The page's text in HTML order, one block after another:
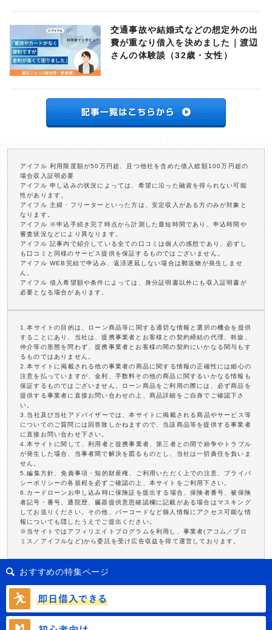
交通事故や結婚式などの想定外の出
費が重なり借入を決めました｜渡辺
さんの体験談（32歳・女性）
アイフル 利用限度額が50万円超、且つ他社を含めた借入総額100万円超の
場合収入証明必要
アイフル 申し込みの状況によっては、希望に沿った融資を得られない可能
性があります。
アイフル 主婦・フリーターといった方は、安定収入がある方のみが対象と
なります。
アイフル ※申込手続き完了時点から計測した最短時間であり、申込時間や
審査状況などにより異なります。
アイフル 記事内で紹介している全ての口コミは個人の感想であり、必ずし
も口コミと同様のサービス提供を保証するものではございません。
アイフル WEB完結で申込み、返済遅延しない場合は郵送物が発生しませ
ん。
アイフル 借入希望額や条件によっては、身分証明書以外にも収入証明書が
必要となる場合があります。
1.本サイトの目的は、ローン商品等に関する適切な情報と選択の機会を提供
することにあり、当社は、提携事業者とお客様との契約締結の代理、斡旋、
仲介等の形態を問わず、提携事業者とお客様の間の契約にいかなる関与もす
るものではありません。
2.本サイトに掲載される他の事業者の商品に関する情報の正確性には細心の
注意を払っていますが、金利、手数料その他の商品に関するいかなる情報も
保証するものではございません。ローン商品をご利用の際には、必ず商品を
提供する事業者に直接お問い合わせの上、商品詳細をご自身でご確認下さ
い。
3.当社及び当社アドバイザーでは、本サイトに掲載される商品やサービス等
についてのご質問には回答致しかねますので、当該商品等を提供する事業者
に直接お問い合わせ下さい。
4.本サイトに関して、利用者と提携事業者、第三者との間で紛争やトラブル
が発生した場合、当事者間で解決を図るものとし、当社は一切責任を負いま
せん。
5.編集方針、免責事項・知的財産権、ご利用いただく上での注意、プライバ
シーポリシーの各規程を必ずご確認の上、本サイトをご利用下さい。
6.カードローンお申し込み時に保険証を提出する場合、保険者番号、被保険
者記号・番号、通院歴、臓器提供意思確認欄に記載がある場合はマスキング
してお送りください。その他、バーコードなど個人情報にアクセス可能な情
報についても隠したうえでご提出ください。
※当サイトではアフィリエイトプログラムを利用し、事業者(アコム／プロ
ミス／アイフルなど)から委託を受け広告収益を得て運営しております。
おすすめの特集ページ